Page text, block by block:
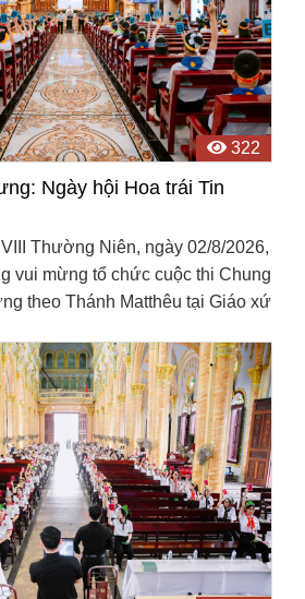
322
Ngày hội Hoa trái Tin
Thường Niên, ngày 02/8/2026,
vui mừng tổ chức cuộc thi Chung
theo Thánh Matthêu tại Giáo xứ